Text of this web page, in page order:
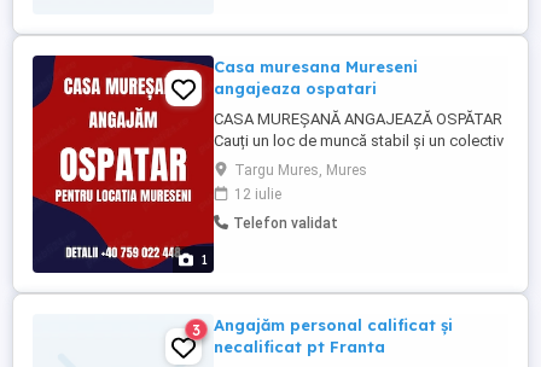
1
Casa muresana Mureseni
angajeaza ospatari
CASA MUREȘANĂ ANGAJEAZĂ OSPĂTAR
Cauți un loc de muncă stabil și un colectiv
fain? La Casa Mureșană căutăm o
persoană serioasă, energică și
comunicativă pentru postul de ospătar.
Oferim: mediu de lucru plăcut și prietenos
Targu Mures, Mures
12 iulie
Telefon validat
3
Angajăm personal calificat și
necalificat pt Franta